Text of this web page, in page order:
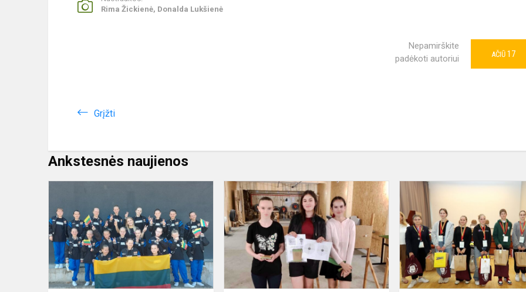
Rima Žickienė, Donalda Lukšienė
Nepamirškite
padėkoti autoriui
AČIŪ 17
Grįžti
Ankstesnės naujienos
Sėkmė
pasaulio
šokių
čempionate
Taikliausia
ŠAULĖ!